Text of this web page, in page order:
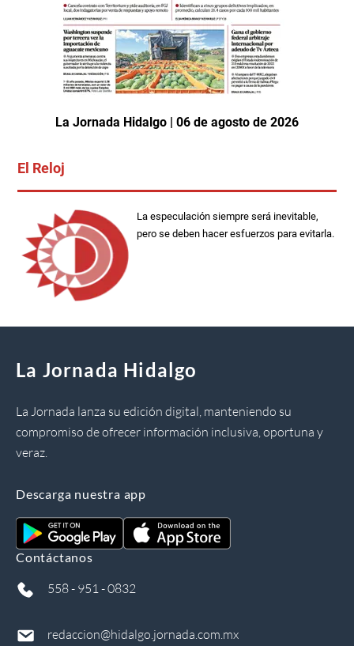
La Jornada Hidalgo | 06 de agosto de 2026
El Reloj
La especulación siempre será inevitable,
pero se deben hacer esfuerzos para evitarla.
La Jornada Hidalgo
La Jornada lanza su edición digital, manteniendo su
compromiso de ofrecer información inclusiva, oportuna y
veraz.
Descarga nuestra app
Contáctanos
558 - 951 - 0832
redaccion@hidalgo.jornada.com.mx